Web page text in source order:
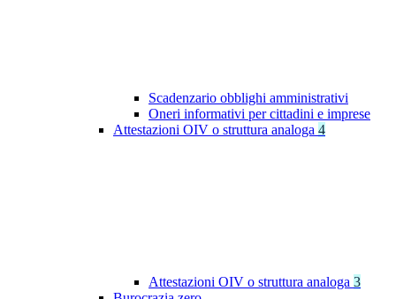
Scadenzario obblighi amministrativi
Oneri informativi per cittadini e imprese
Attestazioni OIV o struttura analoga 4
Attestazioni OIV o struttura analoga 3